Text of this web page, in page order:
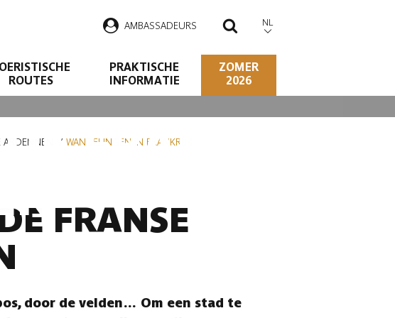
AMBASSADEURS ZOEKEN
NL
ROUTES
PRAKTISCHE
INFORMATIE
ZOMER
2026
FRANSE
WANDELINGEN IN FRANKRIJK
FRANSE
door de velden… Om een stad te